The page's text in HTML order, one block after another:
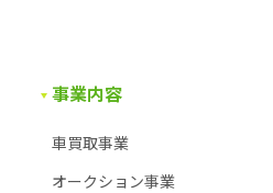
事業内容
車買取事業
オークション事業